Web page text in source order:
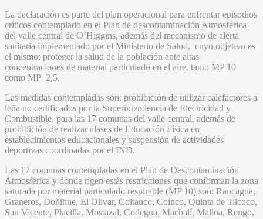
La declaración es parte del plan operacional para enfrentar episodios
críticos contemplado en el Plan de descontaminación Atmosférica
del valle central de O’Higgins, además del mecanismo de alerta
sanitaria implementado por el Ministerio de Salud, cuyo objetivo es
el mismo: proteger la salud de la población ante altas
concentraciones de material particulado en el aire, tanto MP 10
como MP 2,5.
Las medidas contempladas son: prohibición de utilizar calefactores a
leña no certificados por la Superintendencia de Electricidad y
Combustible, para las 17 comunas del valle central, además de
prohibición de realizar clases de Educación Física en
establecimientos educacionales y suspensión de actividades
deportivas coordinadas por el IND.
Las 17 comunas contempladas en el Plan de Descontaminación
Atmosférica y donde rigen estás restricciones que conforman la zona
saturada por material particulado respirable (MP 10) son: Rancagua,
Graneros, Doñihue, El Olivar, Coltauco, Coínco, Quinta de Tilcoco,
San Vicente, Placilla, Mostazal, Codegua, Machalí, Malloa, Rengo,